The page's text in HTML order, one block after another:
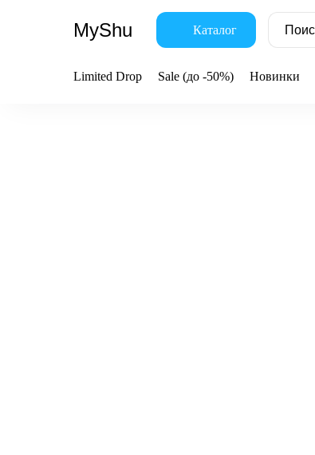
MyShu Каталог
Limited Drop Sale (до -50%) Новинки